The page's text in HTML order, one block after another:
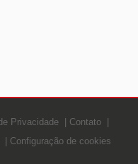
Privacidade
Contato
Configuração de cookies